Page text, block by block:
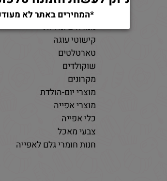
מוצרים
ממרחים ומליות
קישוטי עוגה
טארטלטים
שוקולדים
מקרונים
מוצרי יום-הולדת
מוצרי אפייה
כלי אפייה
צבעי מאכל
חנות חומרי גלם לאפייה
*המחירים באתר לא